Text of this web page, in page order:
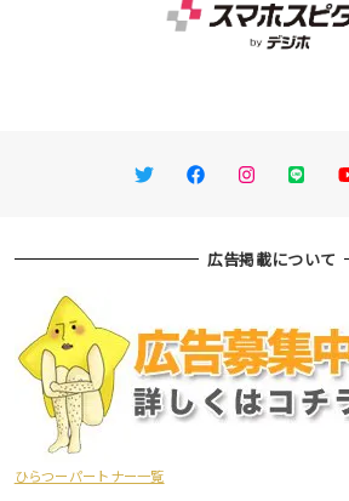
TwitterFacebookInstagram
LINE
広告掲載について
ひらつーパートナー一覧